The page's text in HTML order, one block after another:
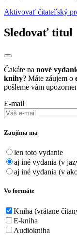
Aktivovať čitateľský
Sledovať titul
Čakáte na nové
knihy? Máte záujem o
pošleme vám
E-mail
Zaujíma ma
len toto vydanie
aj iné vydania (v
aj iné vydania (v
Vo formáte
Kniha (vrátane
E-kniha
Audiokniha